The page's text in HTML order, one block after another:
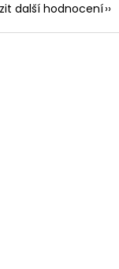
další hodnocení